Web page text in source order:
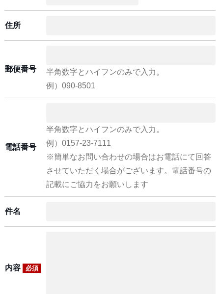
住所
郵便番号
半角数字とハイフンのみで入力。
例）090-8501
電話番号
半角数字とハイフンのみで入力。
例）0157-23-7111
※簡単なお問い合わせの場合はお電話にて回答
させていただく場合がございます。電話番号の
記載にご協力をお願いします
件名
内容 必須